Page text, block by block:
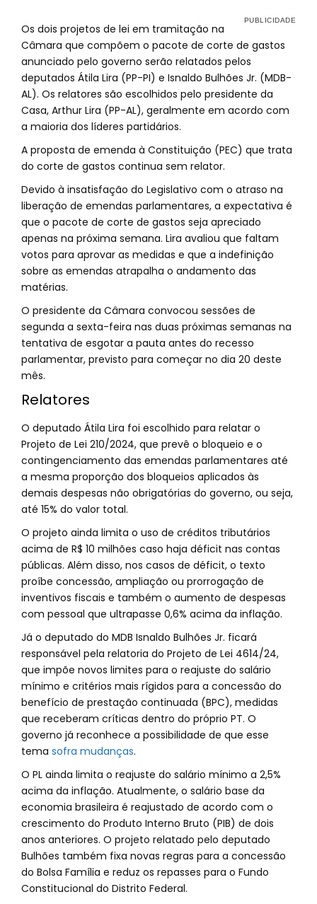
Os dois projetos de lei em tramitação na
Câmara que compõem o pacote de corte de gastos
anunciado pelo governo serão relatados pelos
deputados Átila Lira (PP-PI) e Isnaldo Bulhões Jr. (MDB-
AL). Os relatores são escolhidos pelo presidente da
Casa, Arthur Lira (PP-AL), geralmente em acordo com
a maioria dos líderes partidários.
A proposta de emenda à Constituição (PEC) que trata
do corte de gastos continua sem relator.
Devido à insatisfação do Legislativo com o atraso na
liberação de emendas parlamentares, a expectativa é
que o pacote de corte de gastos seja apreciado
apenas na próxima semana. Lira avaliou que faltam
votos para aprovar as medidas e que a indefinição
sobre as emendas atrapalha o andamento das
matérias.
O presidente da Câmara convocou sessões de
segunda a sexta-feira nas duas próximas semanas na
tentativa de esgotar a pauta antes do recesso
parlamentar, previsto para começar no dia 20 deste
mês.
Relatores
O deputado Átila Lira foi escolhido para relatar o
Projeto de Lei 210/2024, que prevê o bloqueio e o
contingenciamento das emendas parlamentares até
a mesma proporção dos bloqueios aplicados às
demais despesas não obrigatórias do governo, ou seja,
até 15% do valor total.
O projeto ainda limita o uso de créditos tributários
acima de R$ 10 milhões caso haja déficit nas contas
públicas. Além disso, nos casos de déficit, o texto
proíbe concessão, ampliação ou prorrogação de
inventivos fiscais e também o aumento de despesas
com pessoal que ultrapasse 0,6% acima da inflação.
Já o deputado do MDB Isnaldo Bulhões Jr. ficará
responsável pela relatoria do Projeto de Lei 4614/24,
que impõe novos limites para o reajuste do salário
mínimo e critérios mais rígidos para a concessão do
benefício de prestação continuada (BPC), medidas
que receberam críticas dentro do próprio PT. O
governo já reconhece a possibilidade de que esse
tema sofra mudanças.
O PL ainda limita o reajuste do salário mínimo a 2,5%
acima da inflação. Atualmente, o salário base da
economia brasileira é reajustado de acordo com o
crescimento do Produto Interno Bruto (PIB) de dois
anos anteriores. O projeto relatado pelo deputado
Bulhões também fixa novas regras para a concessão
do Bolsa Família e reduz os repasses para o Fundo
Constitucional do Distrito Federal.